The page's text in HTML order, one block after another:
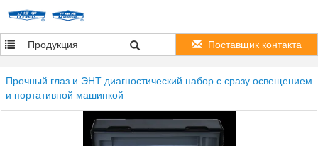
Продукция Поставщик контакта
Прочный глаз и ЭНТ диагностический набор с сразу освещением
и портативной машинкой